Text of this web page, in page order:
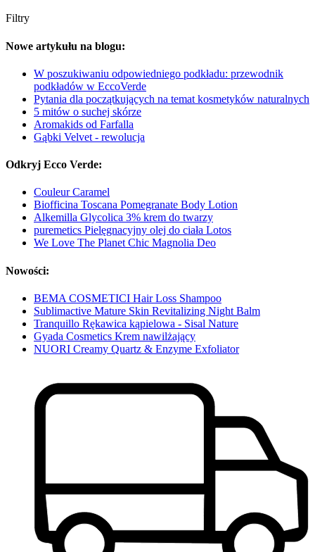
Filtry
Nowe artykułu na blogu:
W poszukiwaniu odpowiedniego podkładu: przewodnik
podkładów w EccoVerde
Pytania dla początkujących na temat kosmetyków naturalnych
5 mitów o suchej skórze
Aromakids od Farfalla
Gąbki Velvet - rewolucja
Odkryj Ecco Verde:
Couleur Caramel
Biofficina Toscana Pomegranate Body Lotion
Alkemilla Glycolica 3% krem do twarzy
puremetics Pielęgnacyjny olej do ciała Lotos
We Love The Planet Chic Magnolia Deo
Nowości:
BEMA COSMETICI Hair Loss Shampoo
Sublimactive Mature Skin Revitalizing Night Balm
Tranquillo Rękawica kąpielowa - Sisal Nature
Gyada Cosmetics Krem nawilżający
NUORI Creamy Quartz & Enzyme Exfoliator